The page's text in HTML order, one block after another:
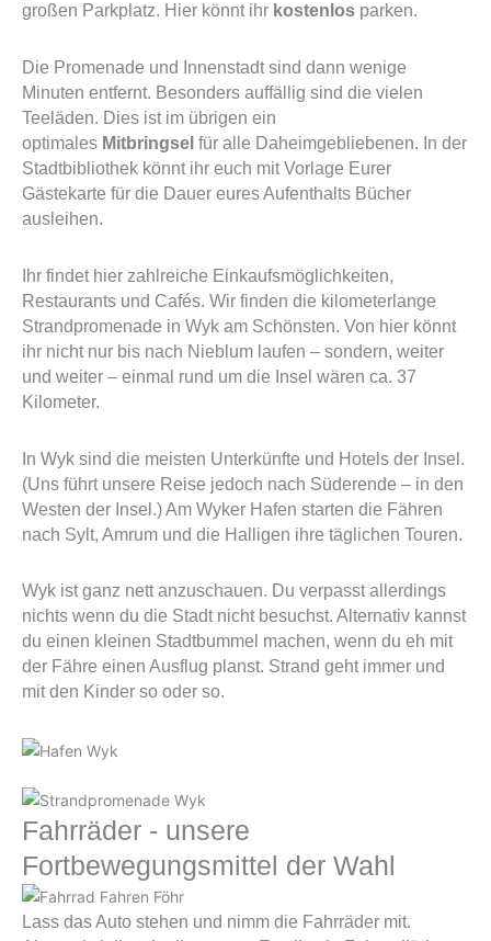
großen Parkplatz. Hier könnt ihr kostenlos parken.
Die Promenade und Innenstadt sind dann wenige
Minuten entfernt. Besonders auffällig sind die vielen
Teeläden. Dies ist im übrigen ein
optimales Mitbringsel für alle Daheimgebliebenen. In der
Stadtbibliothek könnt ihr euch mit Vorlage Eurer
Gästekarte für die Dauer eures Aufenthalts Bücher
ausleihen.
Ihr findet hier zahlreiche Einkaufsmöglichkeiten,
Restaurants und Cafés. Wir finden die kilometerlange
Strandpromenade in Wyk am Schönsten. Von hier könnt
ihr nicht nur bis nach Nieblum laufen – sondern, weiter
und weiter – einmal rund um die Insel wären ca. 37
Kilometer.
In Wyk sind die meisten Unterkünfte und Hotels der Insel.
(Uns führt unsere Reise jedoch nach Süderende – in den
Westen der Insel.) Am Wyker Hafen starten die Fähren
nach Sylt, Amrum und die Halligen ihre täglichen Touren.
Wyk ist ganz nett anzuschauen. Du verpasst allerdings
nichts wenn du die Stadt nicht besuchst. Alternativ kannst
du einen kleinen Stadtbummel machen, wenn du eh mit
der Fähre einen Ausflug planst. Strand geht immer und
mit den Kinder so oder so.
Fahrräder - unsere
Fortbewegungsmittel der Wahl
Lass das Auto stehen und nimm die Fahrräder mit.